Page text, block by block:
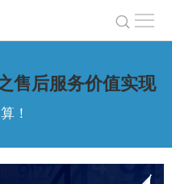
售后服务价值实现
！